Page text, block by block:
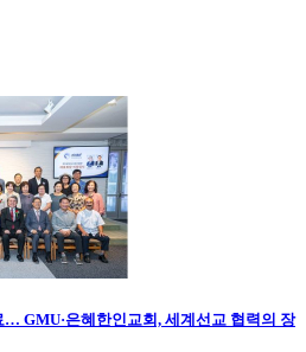
GMU·은혜한인교회, 세계선교 협력의 장